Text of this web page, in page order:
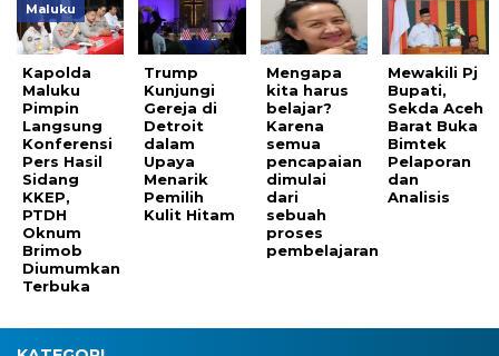
Maluku
Kapolda
Maluku
Pimpin
Langsung
Konferensi
Pers Hasil
Sidang
KKEP,
PTDH
Oknum
Brimob
Diumumkan
Terbuka
Trump
Kunjungi
Gereja di
Detroit
dalam
Upaya
Menarik
Pemilih
Kulit Hitam
Mengapa
kita harus
belajar?
Karena
semua
pencapaian
dimulai
dari
sebuah
proses
pembelajaran
Mewakili Pj
Bupati,
Sekda Aceh
Barat Buka
Bimtek
Pelaporan
dan
Analisis